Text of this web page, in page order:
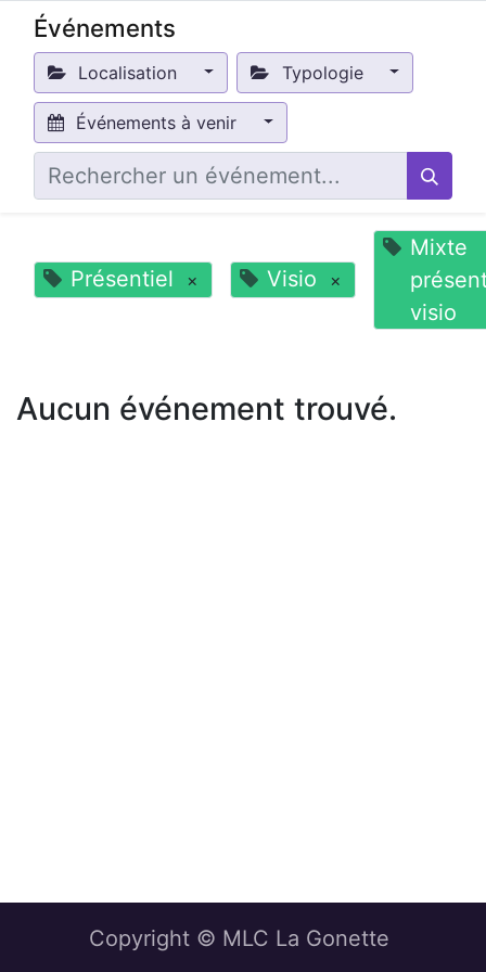
Événements
Localisation Typologie
Événements à venir
Présentiel × Visio ×
Mixte
visio
Aucun événement trouvé.
Copyright © MLC La Gonette